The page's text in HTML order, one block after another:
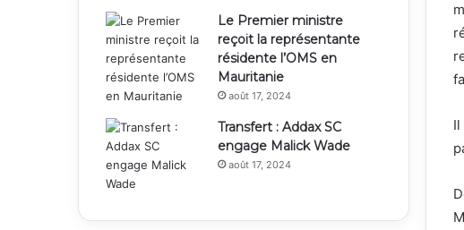
Il
Le Premier ministre
reçoit la représentante
résidente l’OMS en
Mauritanie
août 17, 2024
Transfert : Addax SC
engage Malick Wade
août 17, 2024